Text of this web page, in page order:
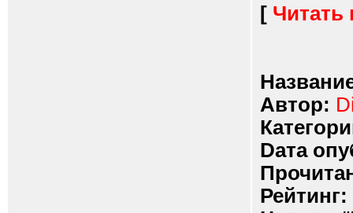
[ Читать
Автор:
Dата
Рейтинг: